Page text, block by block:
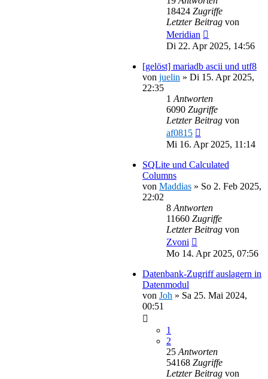
18424 Zugriffe
Letzter Beitrag von
Meridian
Di 22. Apr 2025, 14:56
[gelöst] mariadb ascii und utf8
von juelin » Di 15. Apr 2025,
22:35
1 Antworten
6090 Zugriffe
Letzter Beitrag von
af0815
Mi 16. Apr 2025, 11:14
SQLite und Calculated
Columns
von Maddias » So 2. Feb 2025,
22:02
8 Antworten
11660 Zugriffe
Letzter Beitrag von
Zvoni
Mo 14. Apr 2025, 07:56
Datenbank-Zugriff auslagern in
Datenmodul
von Joh » Sa 25. Mai 2024,
00:51
1
2
25 Antworten
54168 Zugriffe
Letzter Beitrag von